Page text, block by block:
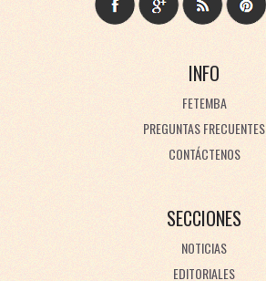
INFO
FETEMBA
PREGUNTAS FRECUENTES
CONTÁCTENOS
SECCIONES
NOTICIAS
EDITORIALES